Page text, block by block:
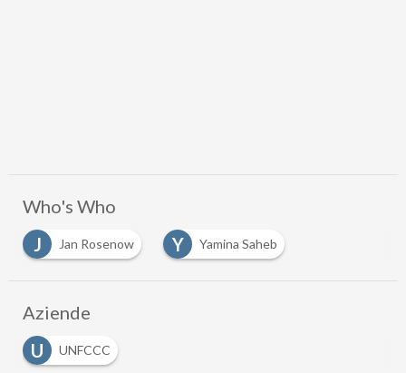
Who's Who
J
Jan Rosenow Y Yamina Saheb
Aziende
U
UNFCCC